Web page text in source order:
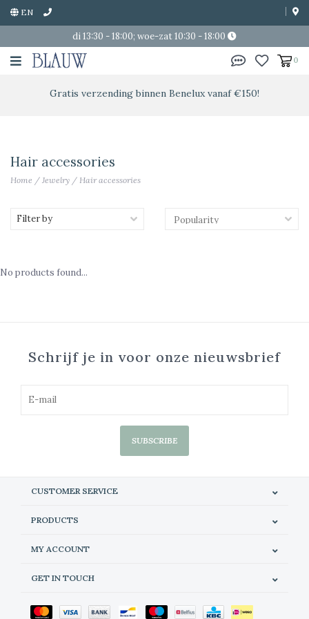
EN
di 13:30 - 18:00; woe-zat 10:30 - 18:00
0
Gratis verzending binnen Benelux vanaf €150!
Hair accessories
Home / Jewelry / Hair accessories
Filter by
No products found...
Schrijf je in voor onze nieuwsbrief
SUBSCRIBE
CUSTOMER SERVICE
PRODUCTS
MY ACCOUNT
GET IN TOUCH